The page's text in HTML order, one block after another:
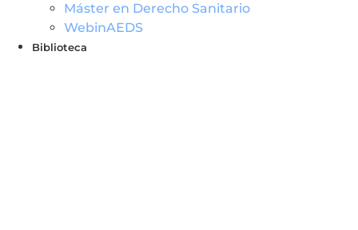
Máster en Derecho Sanitario
WebinAEDS
Biblioteca